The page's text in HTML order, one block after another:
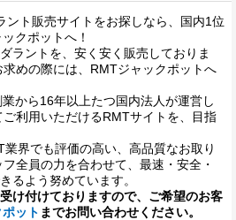
ント販売サイトをお探しなら、国内1位
クポットへ！
ラントを、安く安く販売しておりま
めの際には、RMTジャックポットへ
から16年以上たつ国内法人が運営し
利用いただけるRMTサイトを、目指
界でも評価の高い、高品質なお取り
全員の力を合わせて、最速・安全・
るよう努めています。
け付けておりますので、ご希望のお客
ット までお問い合わせください。